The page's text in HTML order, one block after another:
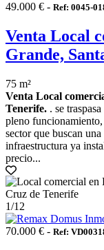
49.000 € - Ref: 0045-
Venta Local
Grande,
75 m²
Venta Local
Tenerife. . se
pleno
sector que buscan
infraestructura ya
precio...
1/12
70.000 € - Ref: